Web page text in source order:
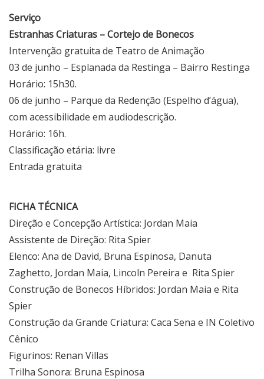
Serviço
Estranhas Criaturas – Cortejo de Bonecos
Intervenção gratuita de Teatro de Animação
03 de junho – Esplanada da Restinga – Bairro Restinga
Horário: 15h30.
06 de junho – Parque da Redenção (Espelho d’água),
com acessibilidade em audiodescrição.
Horário: 16h.
Classificação etária: livre
Entrada gratuita
FICHA TÉCNICA
Direção e Concepção Artística: Jordan Maia
Assistente de Direção: Rita Spier
Elenco: Ana de David, Bruna Espinosa, Danuta
Zaghetto, Jordan Maia, Lincoln Pereira e Rita Spier
Construção de Bonecos Híbridos: Jordan Maia e Rita
Spier
Construção da Grande Criatura: Caca Sena e IN Coletivo
Cênico
Figurinos: Renan Villas
Trilha Sonora: Bruna Espinosa